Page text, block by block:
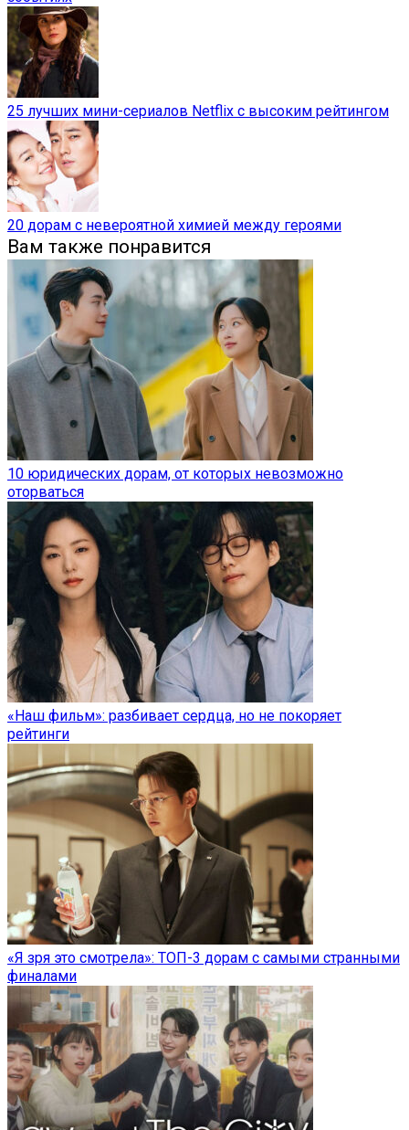
25 лучших мини-сериалов Netflix с высоким рейтингом
20 дорам с невероятной химией между героями
Вам также понравится
10 юридических дорам, от которых невозможно
оторваться
«Наш фильм»: разбивает сердца, но не покоряет
рейтинги
«Я зря это смотрела»: ТОП-3 дорам с самыми странными
финалами